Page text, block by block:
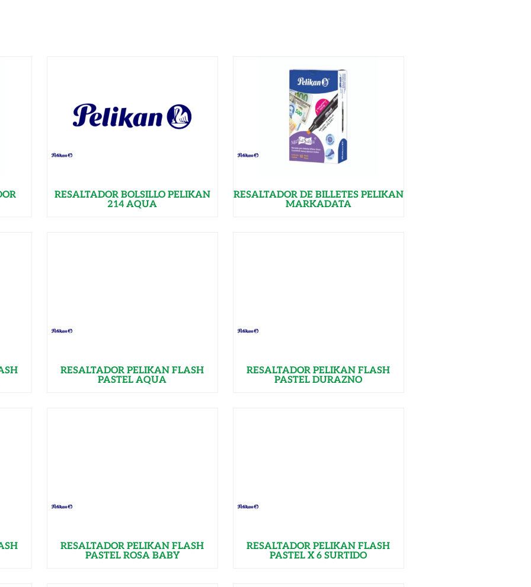
RESALTADOR BOLSILLO PELIKAN
214 AQUA
RESALTADOR DE BILLETES PELIKAN
MARKADATA
RESALTADOR PELIKAN FLASH
PASTEL AQUA
RESALTADOR PELIKAN FLASH
PASTEL DURAZNO
RESALTADOR PELIKAN FLASH
PASTEL ROSA BABY
RESALTADOR PELIKAN FLASH
PASTEL X 6 SURTIDO